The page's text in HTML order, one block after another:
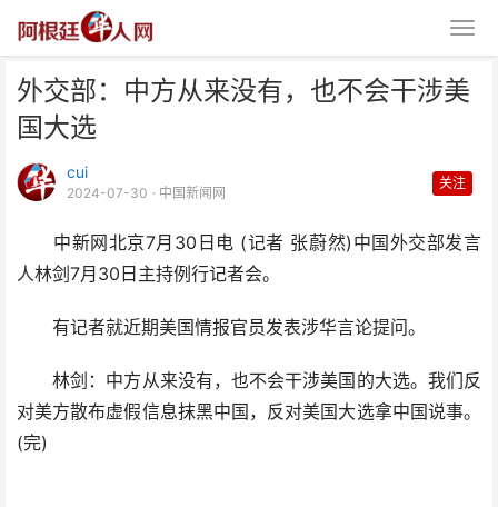
外交部：中方从来没有，也不会干涉美
国大选
cui
2024-07-30 · 中国新闻网
关注
中新网北京7月30日电 (记者 张蔚然)中国外交部发言
人林剑7月30日主持例行记者会。
有记者就近期美国情报官员发表涉华言论提问。
林剑：中方从来没有，也不会干涉美国的大选。我们反
对美方散布虚假信息抹黑中国，反对美国大选拿中国说事。
(完)
外交部：中方从来没有，也不会干